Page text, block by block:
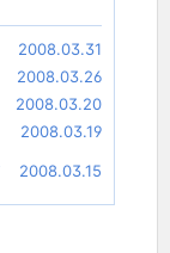
2008.03.31
2008.03.26
2008.03.20
2008.03.19
2008.03.15